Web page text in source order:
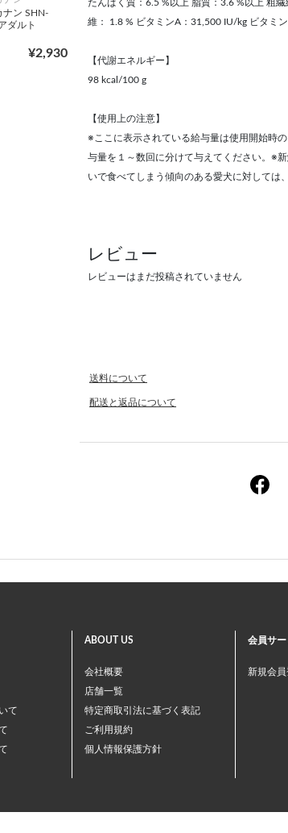
ナン SHN-
ダルト
¥2,930
たんぱく質：6.5 %以上 脂質：3.6 %以上 粗
維： 1.8 % ビタミンA：31,500 IU/kg ビタミ
【代謝エネルギー】
98 kcal/100 g
【使用上の注意】
※ここに表示されている給与量は使用開始時
与量を１～数回に分けて与えてください。※
いで食べてしまう傾向のある愛犬に対しては
レビュー
レビューはまだ投稿されていません
送料について
配送と返品について
て
ABOUT US
会社概要
店舗一覧
特定商取引法に基づく表記
ご利用規約
個人情報保護方針
会員サー
新規会